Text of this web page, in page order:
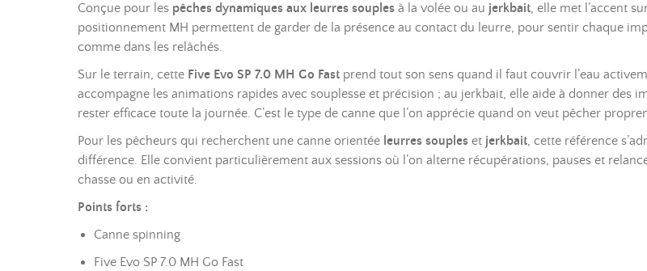
Conçue pour les pêches dynamiques aux leurres souples à la volée ou au jerkbait, elle met l’accent
positionnement MH permettent de garder de la présence au contact du leurre, pour sentir chaque
comme dans les relâchés.
Sur le terrain, cette Five Evo SP 7.0 MH Go Fast prend tout son sens quand il faut couvrir l’eau
accompagne les animations rapides avec souplesse et précision ; au jerkbait, elle aide à donner des
rester efficace toute la journée. C’est le type de canne que l’on apprécie quand on veut pêcher
Pour les pêcheurs qui recherchent une canne orientée leurres souples et jerkbait, cette référence
différence. Elle convient particulièrement aux sessions où l’on alterne récupérations, pauses et
chasse ou en activité.
Points forts :
Canne spinning
Five Evo SP 7.0 MH Go Fast